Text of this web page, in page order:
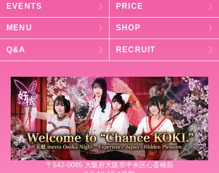
EVENTS PRICE
MENU SHOP
Q&A RECRUIT
〒542-0085 大阪府大阪市中央区心斎橋筋